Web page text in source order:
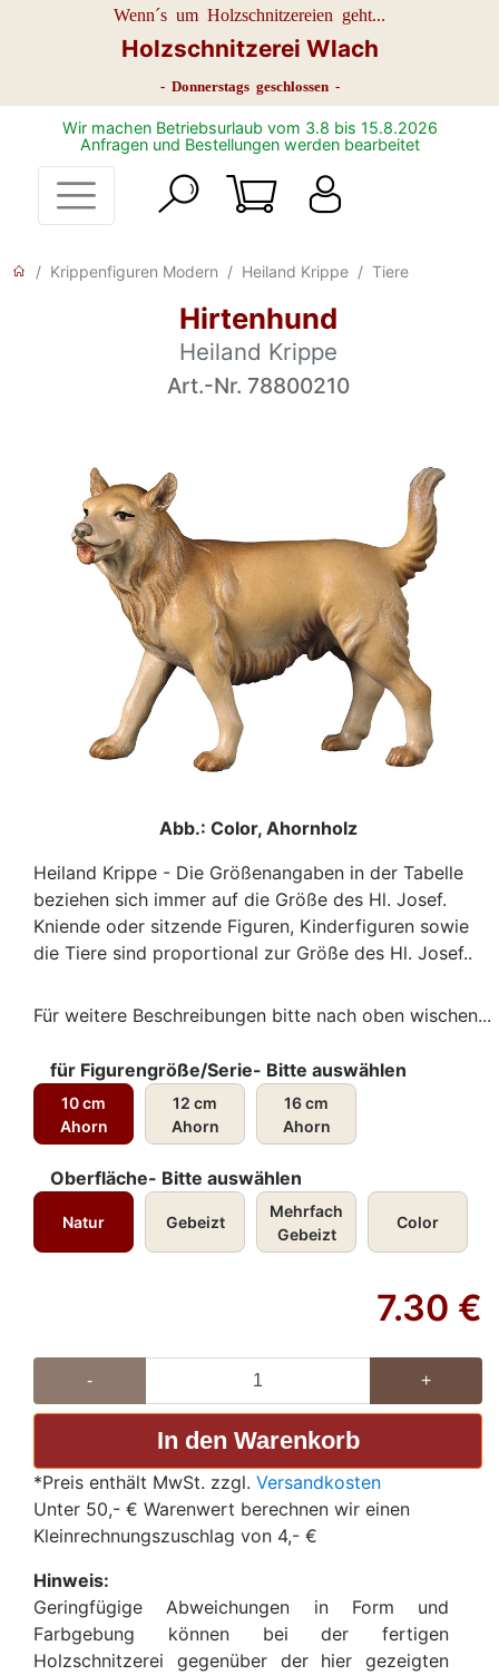
Wenn´s um Holzschnitzereien geht...
Holzschnitzerei Wlach
- Donnerstags geschlossen -
Wir machen Betriebsurlaub vom 3.8 bis 15.8.2026
Anfragen und Bestellungen werden bearbeitet
Krippenfiguren Modern Heiland Krippe Tiere
Hirtenhund
Heiland Krippe
Art.-Nr. 78800210
Abb.: Color, Ahornholz
Heiland Krippe - Die Größenangaben in der Tabelle
beziehen sich immer auf die Größe des Hl. Josef.
Kniende oder sitzende Figuren, Kinderfiguren sowie
die Tiere sind proportional zur Größe des Hl. Josef..
Für weitere Beschreibungen bitte nach oben wischen...
für Figurengröße/Serie- Bitte auswählen
10 cm
Ahorn
12 cm
Ahorn
16 cm
Ahorn
Oberfläche- Bitte auswählen
Natur Gebeizt
Mehrfach
Gebeizt
Color
7.30 €
- +
*Preis enthält MwSt. zzgl. Versandkosten
Unter 50,- € Warenwert berechnen wir einen
Kleinrechnungszuschlag von 4,- €
Hinweis:
Geringfügige Abweichungen in Form und
Farbgebung können bei der fertigen
Holzschnitzerei gegenüber der hier gezeigten